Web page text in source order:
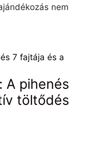
nem
A pihenés
töltődés